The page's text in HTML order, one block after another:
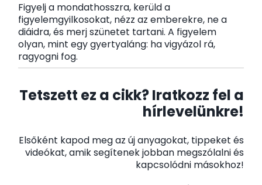
Figyelj a mondathosszra, kerüld a
figyelemgyilkosokat, nézz az emberekre, ne a
diáidra, és merj szünetet tartani. A figyelem
olyan, mint egy gyertyaláng: ha vigyázol rá,
ragyogni fog.
Tetszett ez a cikk? Iratkozz fel a
hírlevelünkre!
Elsőként kapod meg az új anyagokat, tippeket és
videókat, amik segítenek jobban megszólalni és
kapcsolódni másokhoz!